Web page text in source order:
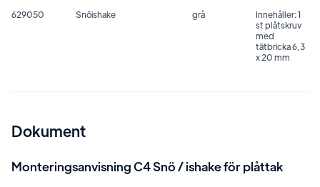
629050
Snöishake grå
Innehåller: 1
st plåtskruv
med
tätbricka 6,3
x 20 mm
Dokument
Monteringsanvisning C4 Snö / ishake för plåttak